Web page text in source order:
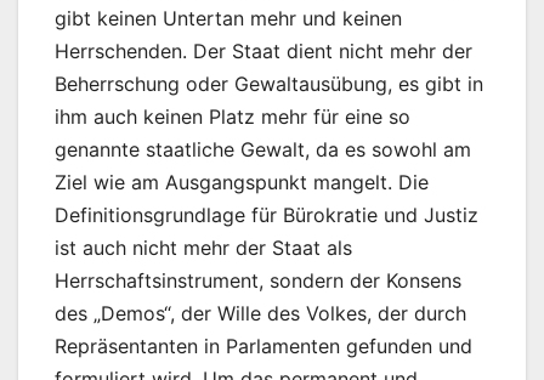
gibt keinen Untertan mehr und keinen
Herrschenden. Der Staat dient nicht mehr der
Beherrschung oder Gewaltausübung, es gibt in
ihm auch keinen Platz mehr für eine so
genannte staatliche Gewalt, da es sowohl am
Ziel wie am Ausgangspunkt mangelt. Die
Definitionsgrundlage für Bürokratie und Justiz
ist auch nicht mehr der Staat als
Herrschaftsinstrument, sondern der Konsens
des „Demos“, der Wille des Volkes, der durch
Repräsentanten in Parlamenten gefunden und